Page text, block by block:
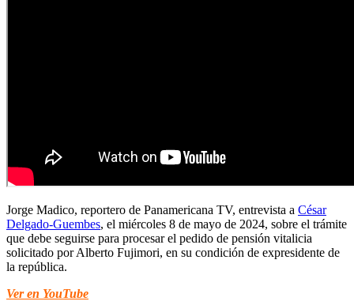
Jorge Madico, reportero de Panamericana TV, entrevista a César
Delgado-Guembes, el miércoles 8 de mayo de 2024, sobre el trámite
que debe seguirse para procesar el pedido de pensión vitalicia
solicitado por Alberto Fujimori, en su condición de expresidente de
la república.
Ver en YouTube